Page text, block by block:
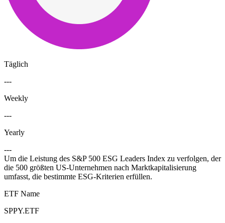
Täglich
---
Weekly
---
Yearly
---
Um die Leistung des S&P 500 ESG Leaders Index zu verfolgen, der
die 500 größten US-Unternehmen nach Marktkapitalisierung
umfasst, die bestimmte ESG-Kriterien erfüllen.
ETF Name
SPPY.ETF